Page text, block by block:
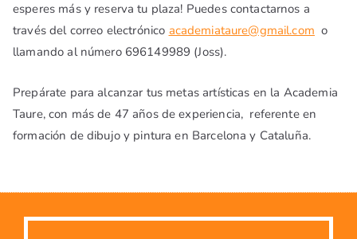
esperes más y reserva tu plaza! Puedes contactarnos a
través del correo electrónico academiataure@gmail.com o
llamando al número 696149989 (Joss).
Prepárate para alcanzar tus metas artísticas en la Academia
Taure, con más de 47 años de experiencia, referente en
formación de dibujo y pintura en Barcelona y Cataluña.